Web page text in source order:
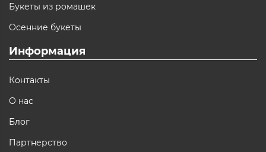
Букеты из ромашек
Осенние букеты
Информация
Контакты
О нас
Блог
Партнерство